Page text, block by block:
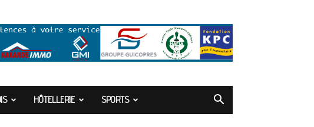
HÔTELLERIE SPORTS